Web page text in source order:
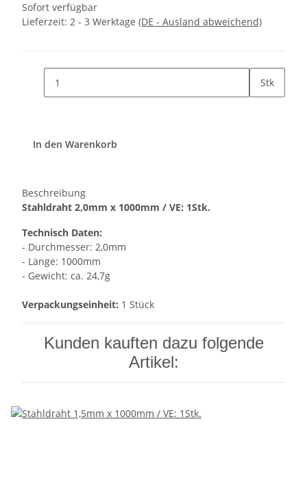
Sofort verfügbar
Lieferzeit: 2 - 3 Werktage (DE - Ausland abweichend)
Stk
In den Warenkorb
Beschreibung
Stahldraht 2,0mm x 1000mm / VE: 1Stk.
Technisch Daten:
- Durchmesser: 2,0mm
- Länge: 1000mm
- Gewicht: ca. 24,7g
Verpackungseinheit: 1 Stück
Kunden kauften dazu folgende
Artikel: